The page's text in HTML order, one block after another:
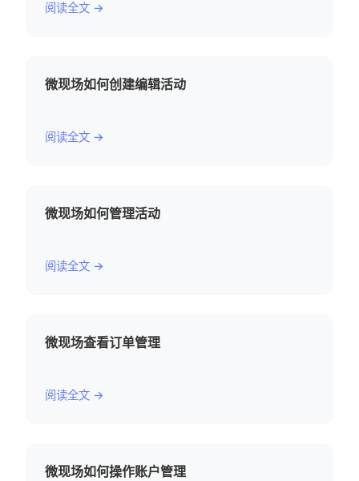
阅读全文 →
微现场如何创建编辑活动
阅读全文 →
微现场如何管理活动
阅读全文 →
微现场查看订单管理
阅读全文 →
微现场如何操作账户管理